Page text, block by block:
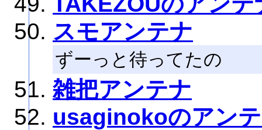
スモアンテナ
ずーっと待ってたの
雑把アンテナ
usaginokoのアン